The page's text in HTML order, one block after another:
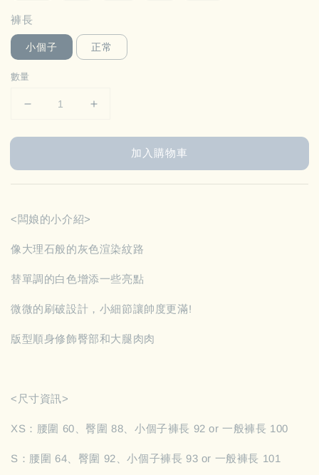
褲長
小個子 正常
數量
加入購物車
<闆娘的小介紹>
像大理石般的灰色渲染紋路
替單調的白色增添一些亮點
微微的刷破設計，小細節讓帥度更滿!
版型順身修飾臀部和大腿肉肉
<尺寸資訊>
XS：腰圍 60、臀圍 88、小個子褲長 92 or 一般褲長 100
S：腰圍 64、臀圍 92、小個子褲長 93 or 一般褲長 101